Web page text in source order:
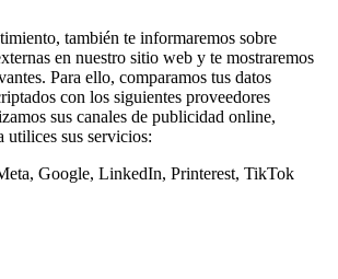
también te informaremos sobre
en nuestro sitio web y te mostraremos
Para ello, comparamos tus datos
con los siguientes proveedores
sus canales de publicidad online,
utilices sus servicios:
Google, LinkedIn, Printerest, TikTok